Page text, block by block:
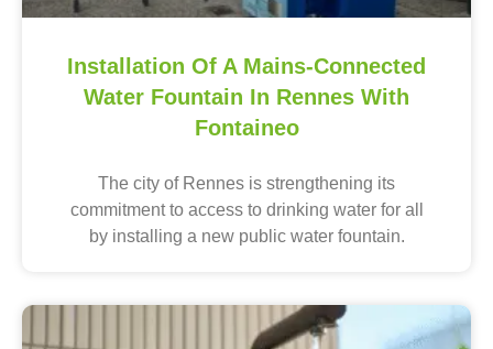
Installation Of A Mains-Connected
Water Fountain In Rennes With
Fontaineo
The city of Rennes is strengthening its
commitment to access to drinking water for all
by installing a new public water fountain.